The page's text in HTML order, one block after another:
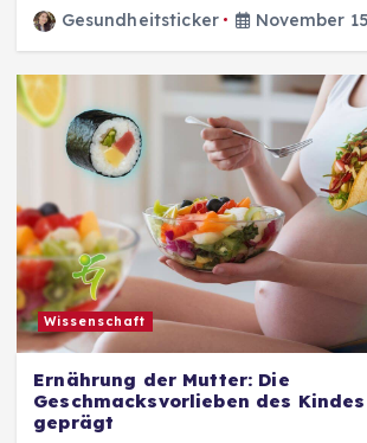
Gesundheitsticker November
Wissenschaft
Ernährung der Mutter: Die
Geschmacksvorlieben des
geprägt